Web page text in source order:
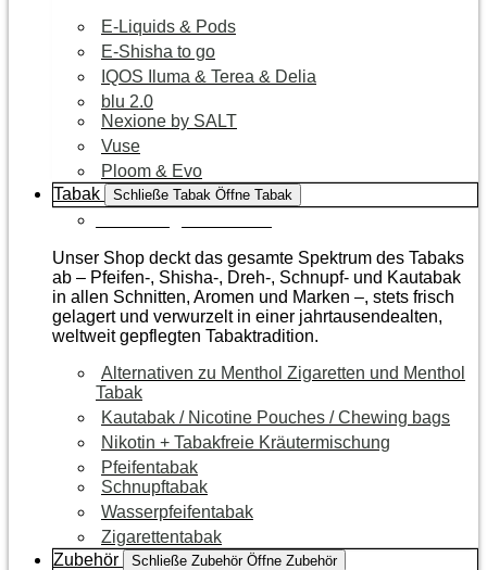
E-Liquids & Pods
E-Shisha to go
IQOS Iluma & Terea & Delia
blu 2.0
Nexione by SALT
Vuse
Ploom & Evo
Tabak
Schließe Tabak Öffne Tabak
Unser Shop deckt das gesamte Spektrum des Tabaks
ab – Pfeifen-, Shisha-, Dreh-, Schnupf- und Kautabak
in allen Schnitten, Aromen und Marken –, stets frisch
gelagert und verwurzelt in einer jahrtausendealten,
weltweit gepflegten Tabaktradition.
Alternativen zu Menthol Zigaretten und Menthol
Tabak
Kautabak / Nicotine Pouches / Chewing bags
Nikotin + Tabakfreie Kräutermischung
Pfeifentabak
Schnupftabak
Wasserpfeifentabak
Zigarettentabak
Zubehör
Schließe Zubehör Öffne Zubehör